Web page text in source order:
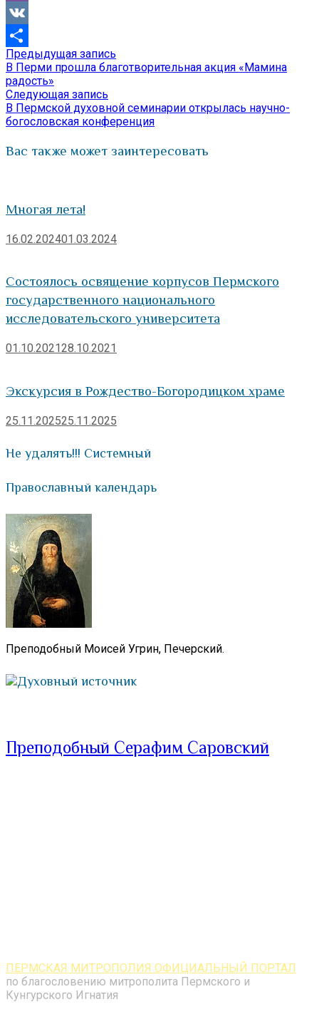
Viber
VK
Отправить
Навигация
по
записям
Предыдущая запись
запись:
В Перми прошла благотворительная акция «Мамина
радость»
Следующая запись
запись:
В Пермской духовной семинарии открылась научно-
богословская конференция
Вас также может заинтересовать
Многая лета!
16.02.202401.03.2024
Состоялось освящение корпусов Пермского
государственного национального
исследовательского университета
01.10.202128.10.2021
Экскурсия в Рождество-Богородицком храме
25.11.202525.11.2025
Не удалять!!! Системный
Православный календарь
Преподобный Моисей Угрин, Печерский.
Духовный источник
Преподобный Серафим Саровский
ПЕРМСКАЯ МИТРОПОЛИЯ ОФИЦИАЛЬНЫЙ ПОРТАЛ
по благословению митрополита Пермского и
Кунгурского Игнатия